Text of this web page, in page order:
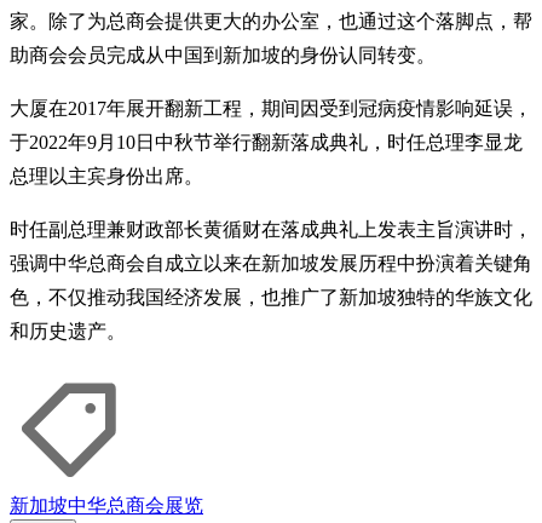
家。除了为总商会提供更大的办公室，也通过这个落脚点，帮
助商会会员完成从中国到新加坡的身份认同转变。
大厦在2017年展开翻新工程，期间因受到冠病疫情影响延误，
于2022年9月10日中秋节举行翻新落成典礼，时任总理李显龙
总理以主宾身份出席。
时任副总理兼财政部长黄循财在落成典礼上发表主旨演讲时，
强调中华总商会自成立以来在新加坡发展历程中扮演着关键角
色，不仅推动我国经济发展，也推广了新加坡独特的华族文化
和历史遗产。
新加坡中华总商会展览